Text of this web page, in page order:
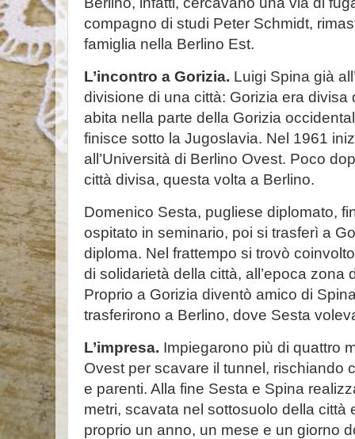
compagno di studi Peter Schmidt,
famiglia nella Berlino Est.
L’incontro a Gorizia. Luigi Spina già
divisione di una città: Gorizia era divisa
abita nella parte della Gorizia
finisce sotto la Jugoslavia. Nel 1961
all’Università di Berlino Ovest. Poco
città divisa, questa volta a Berlino.
Domenico Sesta, pugliese diplomato,
ospitato in seminario, poi si trasferì a
diploma. Nel frattempo si trovò
di solidarietà della città, all’epoca zona
Proprio a Gorizia diventò amico di
trasferirono a Berlino, dove Sesta
L’impresa. Impiegarono più di quattro
Ovest per scavare il tunnel, rischiando
e parenti. Alla fine Sesta e Spina
metri, scavata nel sottosuolo della città
proprio un anno, un mese e un giorno